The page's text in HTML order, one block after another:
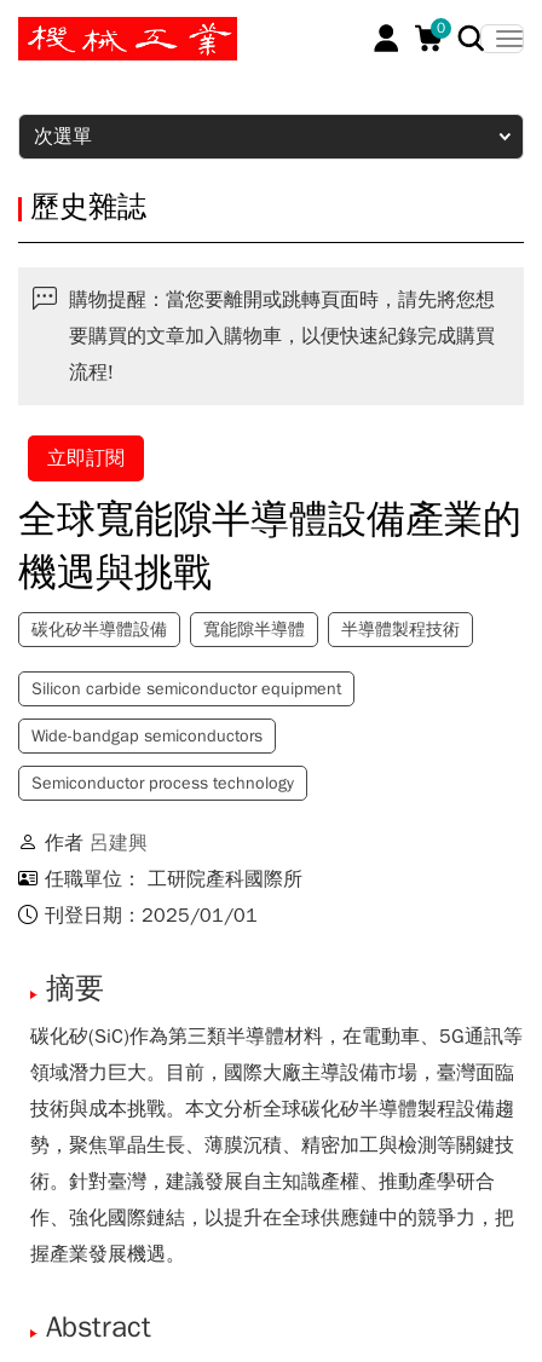
0
暫停
次選單
歷史雜誌
購物提醒：當您要離開或跳轉頁面時，請先將您想
要購買的文章加入購物車，以便快速紀錄完成購買
流程!
立即訂閱
全球寬能隙半導體設備產業的
機遇與挑戰
碳化矽半導體設備 寬能隙半導體 半導體製程技術
Silicon carbide semiconductor equipment
Wide-bandgap semiconductors
Semiconductor process technology
作者 呂建興
任職單位： 工研院產科國際所
刊登日期：2025/01/01
摘要
碳化矽(SiC)作為第三類半導體材料，在電動車、5G通訊等
領域潛力巨大。目前，國際大廠主導設備市場，臺灣面臨
技術與成本挑戰。本文分析全球碳化矽半導體製程設備趨
勢，聚焦單晶生長、薄膜沉積、精密加工與檢測等關鍵技
術。針對臺灣，建議發展自主知識產權、推動產學研合
作、強化國際鏈結，以提升在全球供應鏈中的競爭力，把
握產業發展機遇。
Abstract